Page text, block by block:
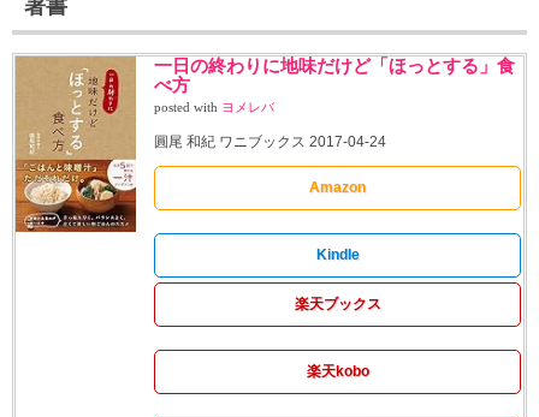
著書
一日の終わりに地味だけど「ほっとする」食
べ方
posted with ヨメレバ
圓尾 和紀 ワニブックス 2017-04-24
Amazon
Kindle
楽天ブックス
楽天kobo